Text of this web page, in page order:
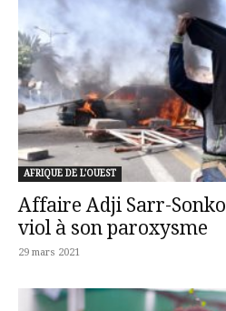
AFRIQUE DE L'OUEST
Affaire Adji Sarr-
viol à son paroxysme
29 mars 2021